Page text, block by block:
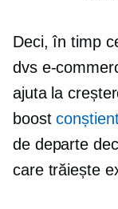
Deci, în timp
dvs e-
ajuta la
boost
de departe
care trăiește